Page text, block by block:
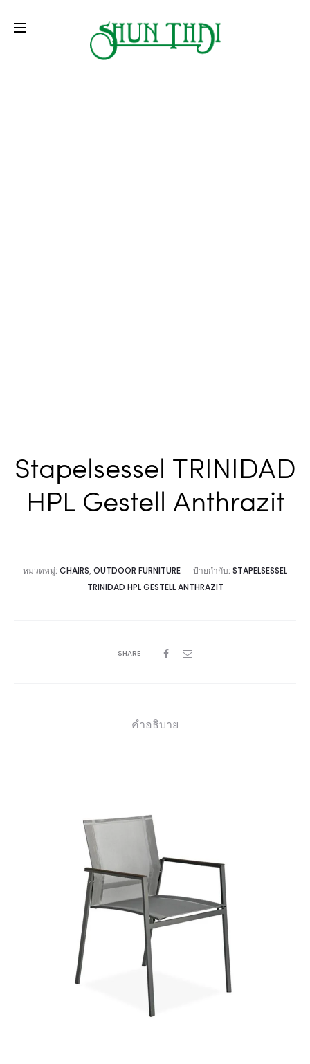
Stapelsessel TRINIDAD
HPL Gestell Anthrazit
หมวดหมู่: CHAIRS, OUTDOOR FURNITURE ป้ายกำกับ: STAPELSESSEL
TRINIDAD HPL GESTELL ANTHRAZIT
SHARE
คำอธิบาย